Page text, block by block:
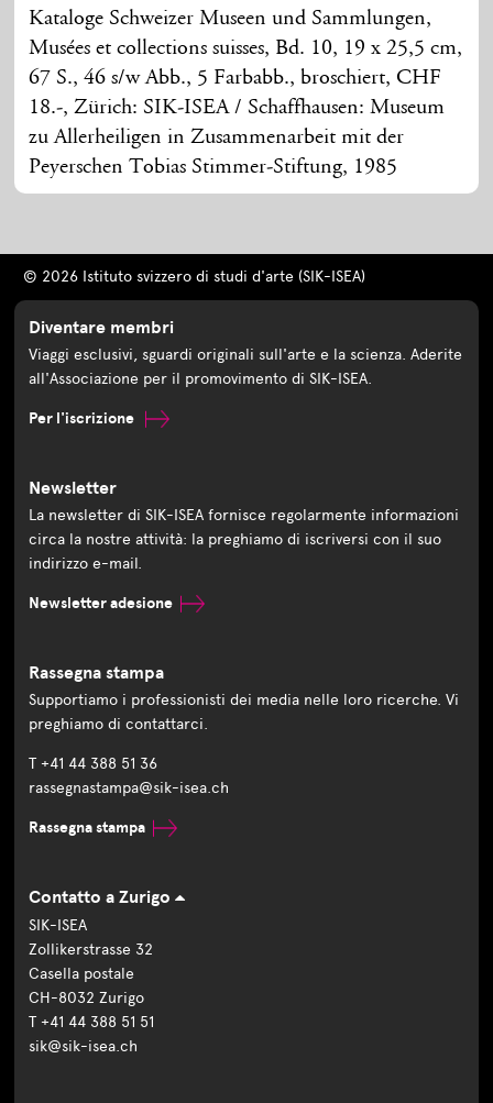
Kataloge Schweizer Museen und Sammlungen,
Musées et collections suisses, Bd. 10, 19 x 25,5 cm,
67 S., 46 s/w Abb., 5 Farbabb., broschiert, CHF
18.-, Zürich: SIK-ISEA / Schaffhausen: Museum
zu Allerheiligen in Zusammenarbeit mit der
Peyerschen Tobias Stimmer-Stiftung, 1985
© 2026 Istituto svizzero di studi d'arte (SIK-ISEA)
Diventare membri
Viaggi esclusivi, sguardi originali sull'arte e la scienza. Aderite
all'Associazione per il promovimento di SIK-ISEA.
Per l'iscrizione
Newsletter
La newsletter di SIK-ISEA fornisce regolarmente informazioni
circa la nostre attività: la preghiamo di iscriversi con il suo
indirizzo e-mail.
Newsletter adesione
Rassegna stampa
Supportiamo i professionisti dei media nelle loro ricerche. Vi
preghiamo di contattarci.
T +41 44 388 51 36
rassegnastampa@sik-isea.ch
Rassegna stampa
Contatto a Zurigo
SIK-ISEA
Zollikerstrasse 32
Casella postale
CH-8032 Zurigo
T +41 44 388 51 51
sik@sik-isea.ch